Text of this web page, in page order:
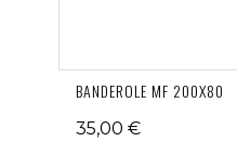
BANDEROLE MF 200X80
35,00 €